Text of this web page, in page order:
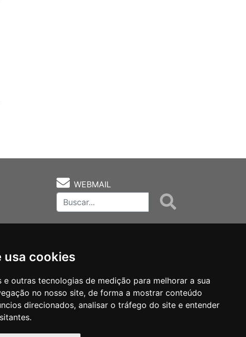
usa cookies
e outras tecnologias de medição para melhorar a sua
no nosso site, de forma a mostrar conteúdo
direcionados, analisar o tráfego do site e entender
WEBMAIL
Notas Técnicas Fale Conocsco